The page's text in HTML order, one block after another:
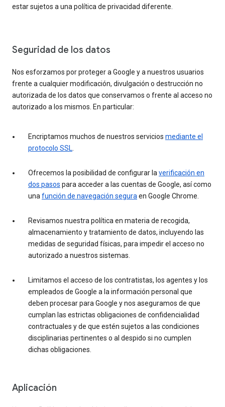
estar sujetos a una política de privacidad diferente.
Seguridad de los datos
Nos esforzamos por proteger a Google y a nuestros usuarios
frente a cualquier modificación, divulgación o destrucción no
autorizada de los datos que conservamos o frente al acceso no
autorizado a los mismos. En particular:
Encriptamos muchos de nuestros servicios mediante el
protocolo SSL.
Ofrecemos la posibilidad de configurar laverificación en
dos pasos para acceder a las cuentas de Google, así como
unafunción de navegación seguraen Google Chrome.
Revisamos nuestra política en materia de recogida,
almacenamiento y tratamiento de datos, incluyendo las
medidas de seguridad físicas, para impedir el acceso no
autorizado a nuestros sistemas.
Limitamos el acceso de los contratistas, los agentes y los
empleados de Google a la información personal que
deben procesar para Google y nos aseguramos de que
cumplan las estrictas obligaciones de confidencialidad
contractuales y de que estén sujetos a las condiciones
disciplinarias pertinentes o al despido si no cumplen
dichas obligaciones.
Aplicación